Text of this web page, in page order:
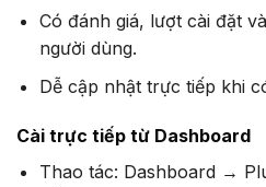
Có đánh giá, lượt cài đặt
người dùng.
Dễ cập nhật trực tiếp khi
Cài trực tiếp từ Dashboard
Thao tác: Dashboard →